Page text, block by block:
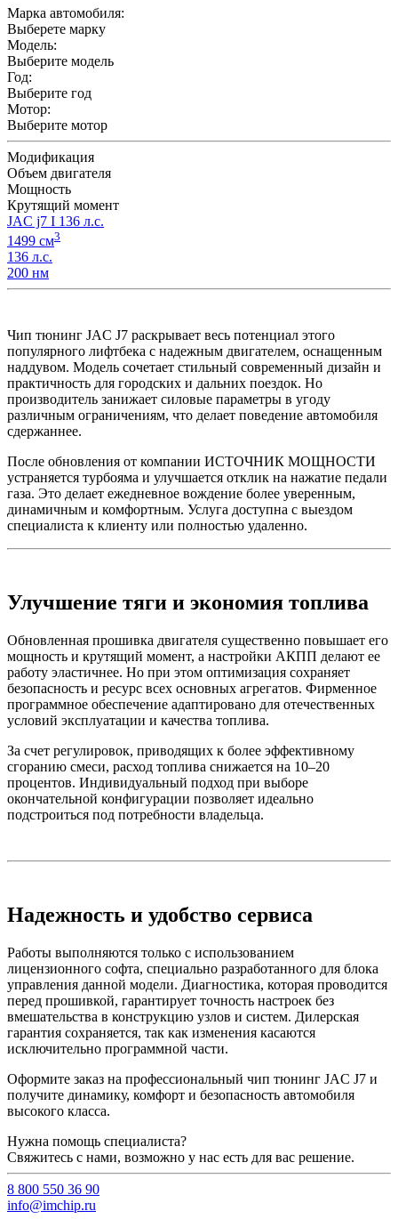
Марка автомобиля:
Выберете марку
Модель:
Выберите модель
Год:
Выберите год
Мотор:
Выберите мотор
Модификация
Объем двигателя
Мощность
Крутящий момент
JAC j7 I 136 л.с.
1499 см3
136 л.с.
200 нм
Чип тюнинг JAC J7 раскрывает весь потенциал этого
популярного лифтбека с надежным двигателем, оснащенным
наддувом. Модель сочетает стильный современный дизайн и
практичность для городских и дальних поездок. Но
производитель занижает силовые параметры в угоду
различным ограничениям, что делает поведение автомобиля
сдержаннее.
После обновления от компании ИСТОЧНИК МОЩНОСТИ
устраняется турбояма и улучшается отклик на нажатие педали
газа. Это делает ежедневное вождение более уверенным,
динамичным и комфортным. Услуга доступна с выездом
специалиста к клиенту или полностью удаленно.
Улучшение тяги и экономия топлива
Обновленная прошивка двигателя существенно повышает его
мощность и крутящий момент, а настройки АКПП делают ее
работу эластичнее. Но при этом оптимизация сохраняет
безопасность и ресурс всех основных агрегатов. Фирменное
программное обеспечение адаптировано для отечественных
условий эксплуатации и качества топлива.
За счет регулировок, приводящих к более эффективному
сгоранию смеси, расход топлива снижается на 10–20
процентов. Индивидуальный подход при выборе
окончательной конфигурации позволяет идеально
подстроиться под потребности владельца.
Надежность и удобство сервиса
Работы выполняются только с использованием
лицензионного софта, специально разработанного для блока
управления данной модели. Диагностика, которая проводится
перед прошивкой, гарантирует точность настроек без
вмешательства в конструкцию узлов и систем. Дилерская
гарантия сохраняется, так как изменения касаются
исключительно программной части.
Оформите заказ на профессиональный чип тюнинг JAC J7 и
получите динамику, комфорт и безопасность автомобиля
высокого класса.
Нужна помощь специалиста?
Свяжитесь с нами, возможно у нас есть для вас решение.
8 800 550 36 90
info@imchip.ru